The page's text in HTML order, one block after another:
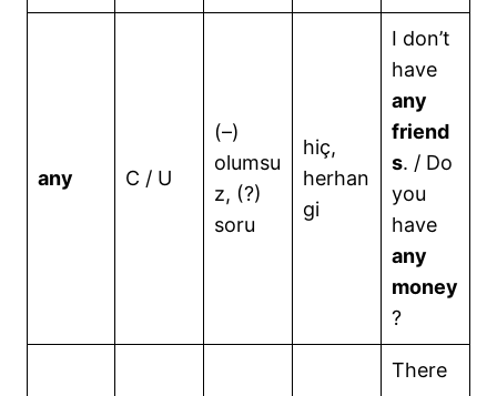
any C / U
(–)
olumsu
z, (?)
soru
hiç,
herhan
gi
I don’t
have
any
friend
s. / Do
you
have
any
money
?
There